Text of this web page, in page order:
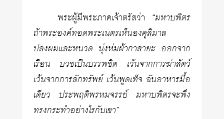
พระผู้มีพระภาคเจ้าตรัสว่า “มหาบพิตร
ถ้าพระองค์ทอดพระเนตรเห็นองคุลิมาล
ปลงผมและหนวด นุ่งห่มผ้ากาสายะ ออกจาก
เรือน บวชเป็นบรรพชิต เว้นจากการฆ่าสัตว์
เว้นจากการลักทรัพย์ เว้นพูดเท็จ ฉันอาหารมื้อ
เดียว ประพฤติพรหมจรรย์ มหาบพิตรจะพึง
ทรงกระทำอย่างไรกับเขา”